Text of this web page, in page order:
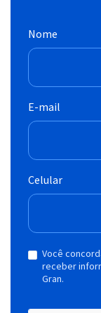
Nome
E-mail
Celular
Você
receber
Gran.